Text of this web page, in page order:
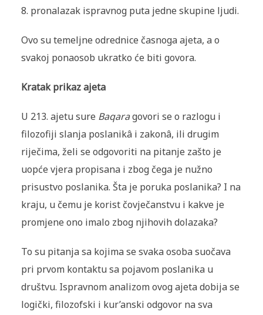
8. pronalazak ispravnog puta jedne skupine ljudi.
Ovo su temeljne odrednice časnoga ajeta, a o
svakoj ponaosob ukratko će biti govora.
Kratak prikaz ajeta
U 213. ajetu sure Baqaragovori se o razlogu i
filozofiji slanja poslanikâ i zakonâ, ili drugim
riječima, želi se odgovoriti na pitanje zašto je
uopće vjera propisana i zbog čega je nužno
prisustvo poslanika. Šta je poruka poslanika? I na
kraju, u čemu je korist čovječanstvu i kakve je
promjene ono imalo zbog njihovih dolazaka?
To su pitanja sa kojima se svaka osoba suočava
pri prvom kontaktu sa pojavom poslanika u
društvu. Ispravnom analizom ovog ajeta dobija se
logički, filozofski i kur’anski odgovor na sva